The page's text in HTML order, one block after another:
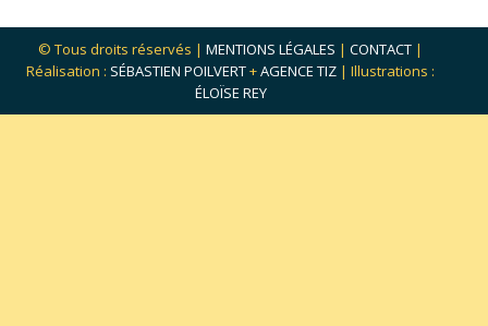
© Tous droits réservés | MENTIONS LÉGALES | CONTACT |
Réalisation : SÉBASTIEN POILVERT+AGENCE TIZ | Illustrations :
ÉLOÏSE REY